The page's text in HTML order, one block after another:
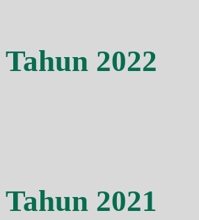
Tahun 2022
Tahun 2021